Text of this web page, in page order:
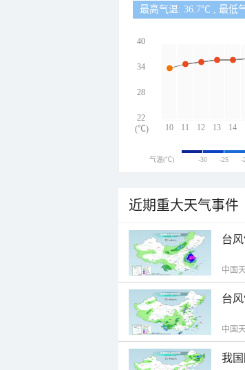
最高气温: 36.7℃ , 最低
10 11 12 13 14
40
34
28
22
(℃)
气温(℃) -30 -25 -
近期重大天气事件
台
中国
台
中国
我